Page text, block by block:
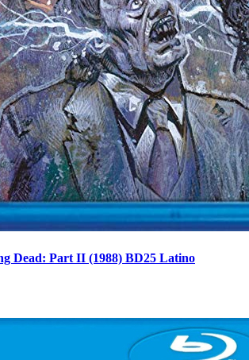
Dead: Part II (1988) BD25 Latino